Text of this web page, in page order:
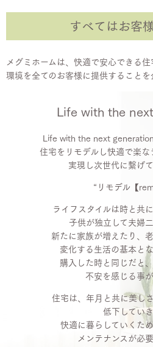
すべてはお客
メグミホームは、快適で安心できる
環境を全てのお客様に提供すること
Life with the
Life with the next
住宅をリモデルし快適で楽な
実現し次世代に繋げ
“リモデル【
ライフスタイルは時と共
子供が独立して夫婦
新たに家族が増えたり、
変化する生活の基本と
購入した時と同じだと
不安を感じる事
住宅は、年月と共に美し
低下してい
快適に暮らしていくた
メンテナンスが必